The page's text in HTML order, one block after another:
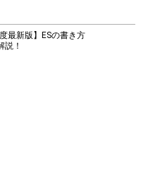
最新版】ESの書き方
説！